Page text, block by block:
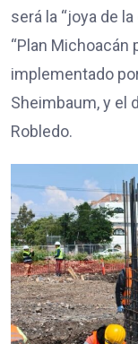
será la “joya de
“Plan Michoacán
implementado
Sheimbaum, y el
Robledo.